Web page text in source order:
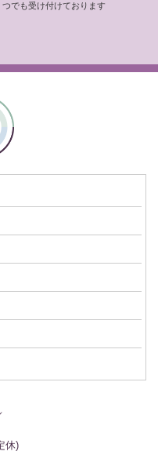
つでも受け付けております
休)